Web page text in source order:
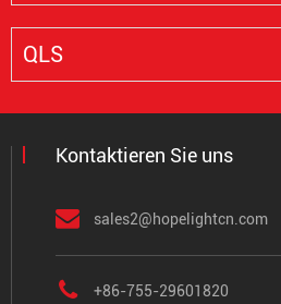
QLS
Kontaktieren Sie uns
sales2@hopelightcn.com
+86-755-29601820